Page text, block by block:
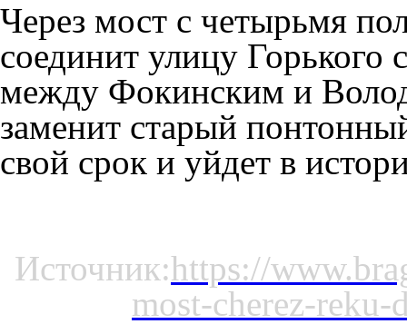
Через мост с четырьмя
соединит улицу Горького
между Фокинским и
заменит старый
свой срок и уйдет в
Источник:https://
most-cherez-reku-